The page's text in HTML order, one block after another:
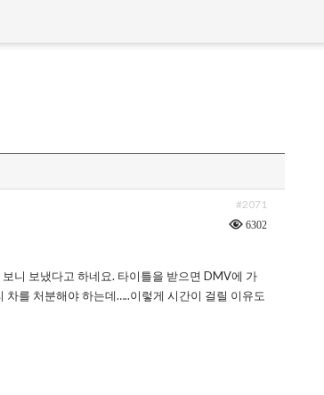
#2071
6302
니 보냈다고 하네요. 타이틀을 받으면 DMV에 가
를 처분해야 하는데…..이렇게 시간이 걸릴 이유도